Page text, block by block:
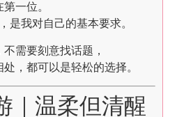
第一位。
是我对自己的基本要求。
需要刻意找话题，
，都可以是轻松的选择。
｜温柔但清醒